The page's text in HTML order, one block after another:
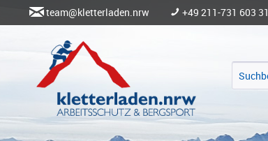
team@kletterladen.nrw +49 211-731 603 31